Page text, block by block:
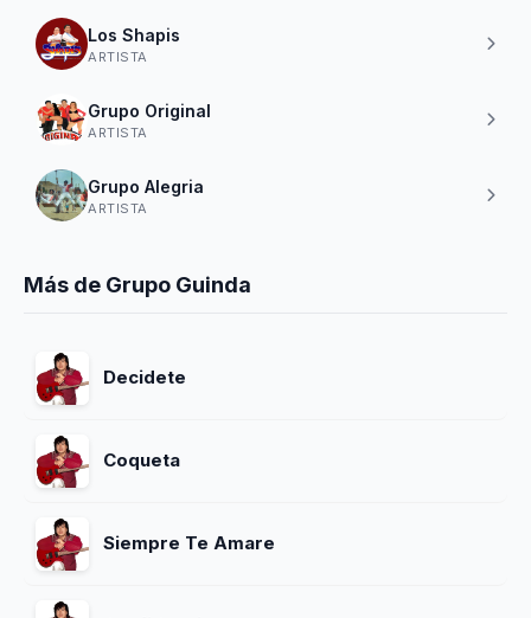
Los Shapis
ARTISTA
Grupo Original
ARTISTA
Grupo Alegria
ARTISTA
Más de Grupo Guinda
Decidete
Coqueta
Siempre Te Amare